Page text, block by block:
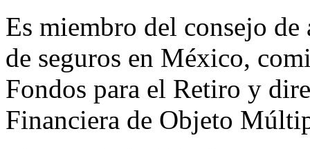
Es miembro del consejo
de seguros en México,
Fondos para el Retiro y
Financiera de Objeto